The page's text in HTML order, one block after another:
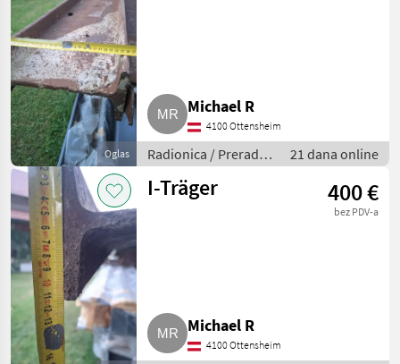
Oglas
Michael R
4100 Ottensheim
Radionica / Prerada
metala
21 dana online
I-Träger 400 €
bez PDV-a
Michael R
4100 Ottensheim